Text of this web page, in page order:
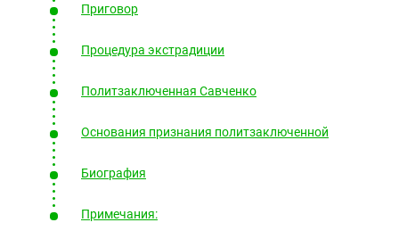
Приговор
Процедура экстрадиции
Политзаключенная Савченко
Основания признания политзаключенной
Биография
Примечания: